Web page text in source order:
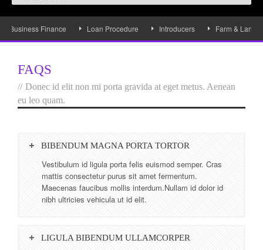
Business Finance Loan Procedure Introducers Farm & Land
FAQS
// Donec id elit non mi porta gravida at eget metus. Aenean
eu leo quam.
BIBENDUM MAGNA PORTA TORTOR
Vestibulum id ligula porta felis euismod semper. Cras
mattis consectetur purus sit amet fermentum.
Maecenas faucibus mollis interdum.Nullam id dolor id
nibh ultricies vehicula ut id elit.
LIGULA BIBENDUM ULLAMCORPER